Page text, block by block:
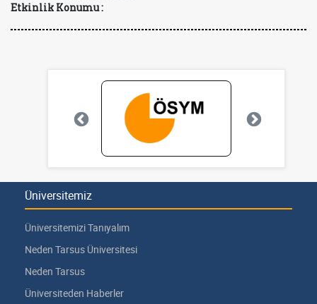
Etkinlik Konumu :
Üniversitemiz
Üniversitemizi Tanıyalım
Neden Tarsus Üniversitesi
Neden Tarsus
Üniversiteden Haberler